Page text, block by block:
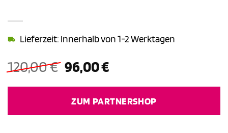
120,00€ Ursprünglicher
war:
120,00 €
96,00€Aktueller
ist:
96,00 €.
Lieferzeit: Innerhalb von 1-2 Werktagen
ZUM PARTNERSHOP